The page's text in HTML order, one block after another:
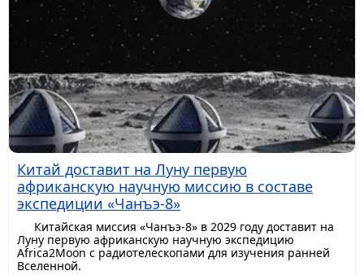
Китай доставит на Луну первую
африканскую научную миссию в составе
экспедиции «Чанъэ-8»
Китайская миссия «Чанъэ-8» в 2029 году доставит на
Луну первую африканскую научную экспедицию
Africa2Moon с радиотелескопами для изучения ранней
Вселенной.